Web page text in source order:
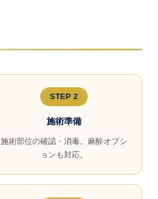
STEP 2
施術準備
施術部位の確認・消毒。麻酔オプシ
ョンも対応。